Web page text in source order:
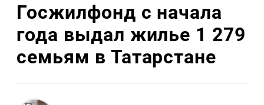
Госжилфонд с начала
года выдал жилье 1 279
семьям в Татарстане